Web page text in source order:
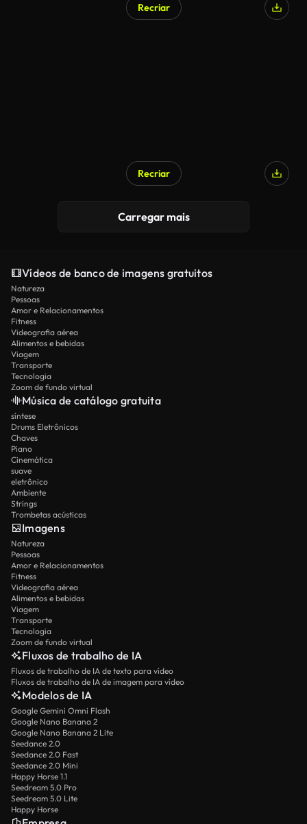
Recriar
Recriar
Carregar mais
Vídeos de banco de imagens gratuitos
Natureza
Pessoas
Amor e Relacionamentos
Fitness
Videografia aérea
Alimentos e bebidas
Viagem
Transporte
Tecnologia
Zoom de fundo virtual
Música de catálogo gratuita
síntese
Drums Eletrônicos
Chaves
Piano
Cinemática
suave
eletrônico
Ambiente
Strings
Trombetas acústicas
Imagens
Natureza
Pessoas
Amor e Relacionamentos
Fitness
Videografia aérea
Alimentos e bebidas
Viagem
Transporte
Tecnologia
Zoom de fundo virtual
Fluxos de trabalho de IA
Fluxos de trabalho de IA de texto para vídeo
Fluxos de trabalho de IA de imagem para vídeo
Modelos de IA
Google Gemini Omni Flash
Google Nano Banana 2
Google Nano Banana 2 Lite
Seedance 2.0
Seedance 2.0 Fast
Seedance 2.0 Mini
Happy Horse 1.1
Seedream 5.0 Pro
Seedream 5.0 Lite
Happy Horse